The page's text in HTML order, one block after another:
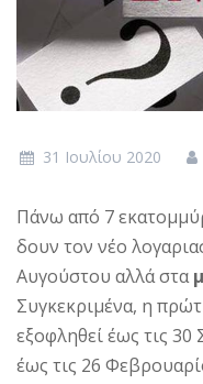
31 Ιουλίου 2020
Πάνω από 7
δουν τον νέο
Αυγούστου αλλά στα
Συγκεκριμένα, η
εξοφληθεί έως τις 30
έως τις 26